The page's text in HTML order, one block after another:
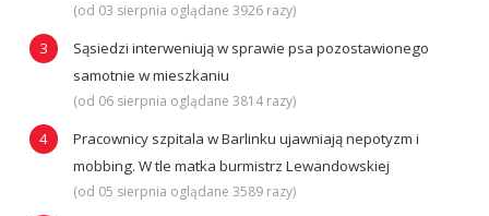
(od 03 sierpnia oglądane 3926 razy)
Sąsiedzi interweniują w sprawie psa pozostawionego
samotnie w mieszkaniu
(od 06 sierpnia oglądane 3814 razy)
Pracownicy szpitala w Barlinku ujawniają nepotyzm i
mobbing. W tle matka burmistrz Lewandowskiej
(od 05 sierpnia oglądane 3589 razy)